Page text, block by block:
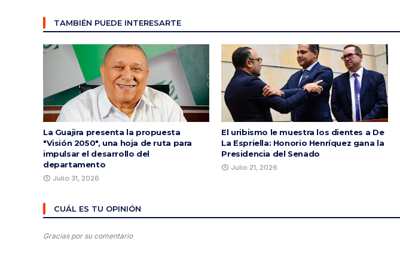
TAMBIÉN PUEDE INTERESARTE
La Guajira presenta la propuesta
"Visión 2050", una hoja de ruta para
impulsar el desarrollo del
departamento
Julio 31, 2026
El uribismo le muestra los dientes a De
La Espriella: Honorio Henríquez gana la
Presidencia del Senado
Julio 21, 2026
CUÁL ES TU OPINIÓN
Gracias por su comentario